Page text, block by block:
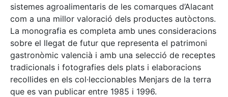
sistemes agroalimentaris de les comarques d’Alacant
com a una millor valoració dels productes autòctons.
La monografia es completa amb unes consideracions
sobre el llegat de futur que representa el patrimoni
gastronòmic valencià i amb una selecció de receptes
tradicionals i fotografies dels plats i elaboracions
recollides en els col·leccionables Menjars de la terra
que es van publicar entre 1985 i 1996.